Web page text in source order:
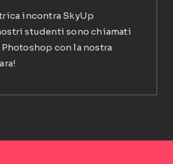
incontra SkyUp
studenti sono chiamati
con la nostra